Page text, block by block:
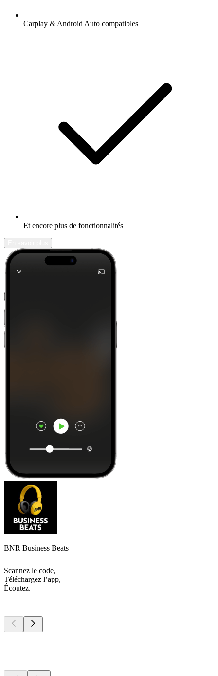
Carplay & Android Auto compatibles
Et encore plus de fonctionnalités
BNR Business Beats
Scannez le code,
Téléchargez l’app,
Écoutez.